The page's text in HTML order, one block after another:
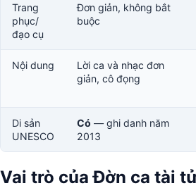
Trang
phục/
đạo cụ
Đơn giản, không bắt
buộc
Nội dung
Lời ca và nhạc đơn
giản, cô đọng
Di sản
UNESCO
Có — ghi danh năm
2013
Vai trò của Đờn ca tài